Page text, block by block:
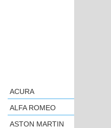
ACURA
ALFA ROMEO
ASTON MARTIN